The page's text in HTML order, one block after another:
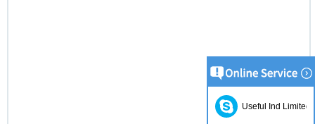
Useful Ind Limited